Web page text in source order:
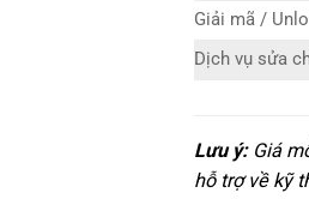
Giải mã /
Dịch vụ sửa
Lưu ý:Giá
hỗ trợ về kỹ